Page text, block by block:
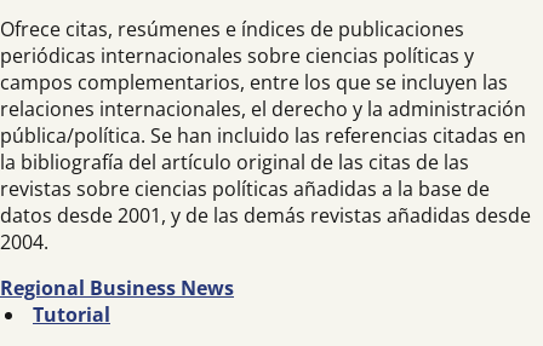
Ofrece citas, resúmenes e índices de publicaciones
periódicas internacionales sobre ciencias políticas y
campos complementarios, entre los que se incluyen las
relaciones internacionales, el derecho y la administración
pública/política. Se han incluido las referencias citadas en
la bibliografía del artículo original de las citas de las
revistas sobre ciencias políticas añadidas a la base de
datos desde 2001, y de las demás revistas añadidas desde
2004.
Regional Business News
Tutorial